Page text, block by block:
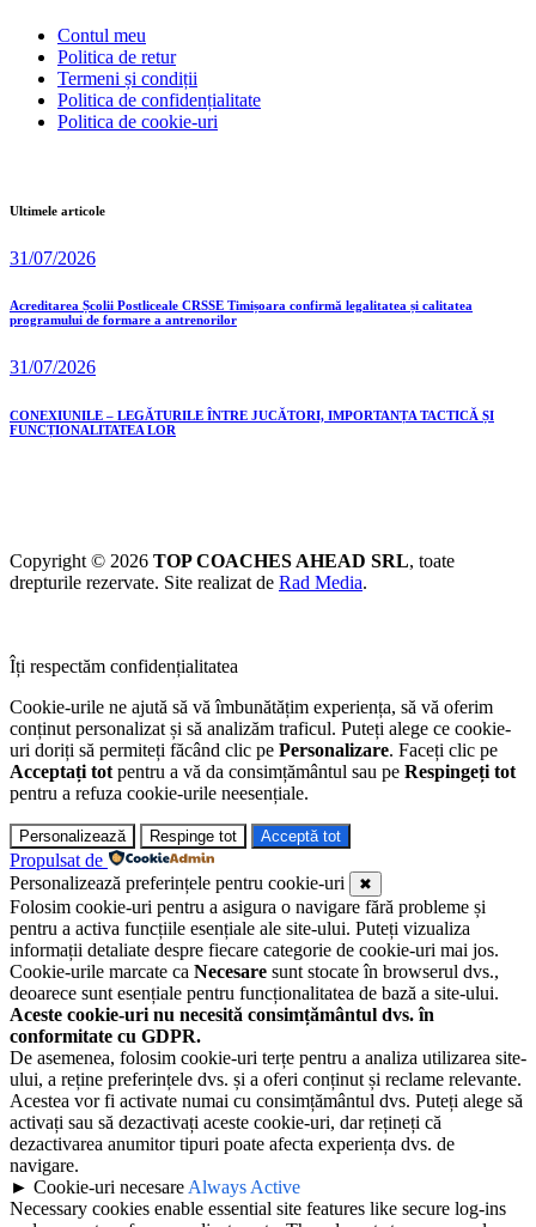
Contul meu
Politica de retur
Termeni și condiții
Politica de confidențialitate
Politica de cookie-uri
Ultimele articole
31/07/2026
Acreditarea Școlii Postliceale CRSSE Timișoara confirmă legalitatea și calitatea
programului de formare a antrenorilor
31/07/2026
CONEXIUNILE – LEGĂTURILE ÎNTRE JUCĂTORI, IMPORTANȚA TACTICĂ ȘI
FUNCȚIONALITATEA LOR
Copyright © 2026 TOP COACHES AHEAD SRL, toate
drepturile rezervate. Site realizat de Rad Media.
Îți respectăm confidențialitatea
Cookie-urile ne ajută să vă îmbunătățim experiența, să vă oferim
conținut personalizat și să analizăm traficul. Puteți alege ce cookie-
uri doriți să permiteți făcând clic pe Personalizare. Faceți clic pe
Acceptați tot pentru a vă da consimțământul sau pe Respingeți tot
pentru a refuza cookie-urile neesențiale.
Personalizează Respinge tot Acceptă tot
Propulsat de
Personalizează preferințele pentru cookie-uri
✖
Folosim cookie-uri pentru a asigura o navigare fără probleme și
pentru a activa funcțiile esențiale ale site-ului. Puteți vizualiza
informații detaliate despre fiecare categorie de cookie-uri mai jos.
Cookie-urile marcate ca Necesare sunt stocate în browserul dvs.,
deoarece sunt esențiale pentru funcționalitatea de bază a site-ului.
Aceste cookie-uri nu necesită consimțământul dvs. în
conformitate cu GDPR.
De asemenea, folosim cookie-uri terțe pentru a analiza utilizarea site-
ului, a reține preferințele dvs. și a oferi conținut și reclame relevante.
Acestea vor fi activate numai cu consimțământul dvs. Puteți alege să
activați sau să dezactivați aceste cookie-uri, dar rețineți că
dezactivarea anumitor tipuri poate afecta experiența dvs. de
navigare.
► Cookie-uri necesare Always Active
Necessary cookies enable essential site features like secure log-ins